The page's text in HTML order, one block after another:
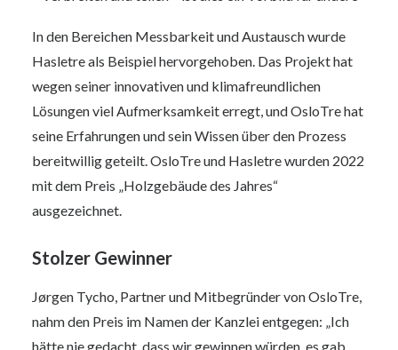
In den Bereichen Messbarkeit und Austausch wurde
Hasletre als Beispiel hervorgehoben. Das Projekt hat
wegen seiner innovativen und klimafreundlichen
Lösungen viel Aufmerksamkeit erregt, und OsloTre hat
seine Erfahrungen und sein Wissen über den Prozess
bereitwillig geteilt. OsloTre und Hasletre wurden 2022
mit dem Preis „Holzgebäude des Jahres“
ausgezeichnet.
Stolzer Gewinner
Jørgen Tycho, Partner und Mitbegründer von OsloTre,
nahm den Preis im Namen der Kanzlei entgegen: „Ich
hätte nie gedacht, dass wir gewinnen würden, es gab